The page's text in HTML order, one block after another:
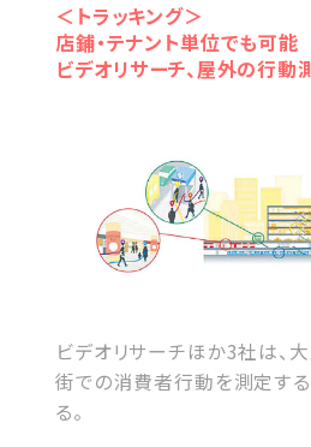
＜トラッキング＞
店鋪・テナント単位でも可能
ビデオリサーチ、屋外の行動
ビデオリサーチほか3社は、
街での消費者行動を測定す
る。